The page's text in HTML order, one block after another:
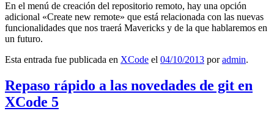
En el menú de creación del repositorio remoto, hay una opción
adicional «Create new remote» que está relacionada con las nuevas
funcionalidades que nos traerá Mavericks y de la que hablaremos en
un futuro.
Esta entrada fue publicada en XCode el 04/10/2013 poradmin.
Repaso rápido a las novedades de git en
XCode 5